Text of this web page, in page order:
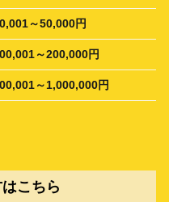
～50,000円
～200,000円
～1,000,000円
こちら